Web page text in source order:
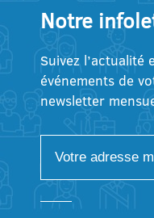
Notre
Suivez l’actualité
événements de
newsletter